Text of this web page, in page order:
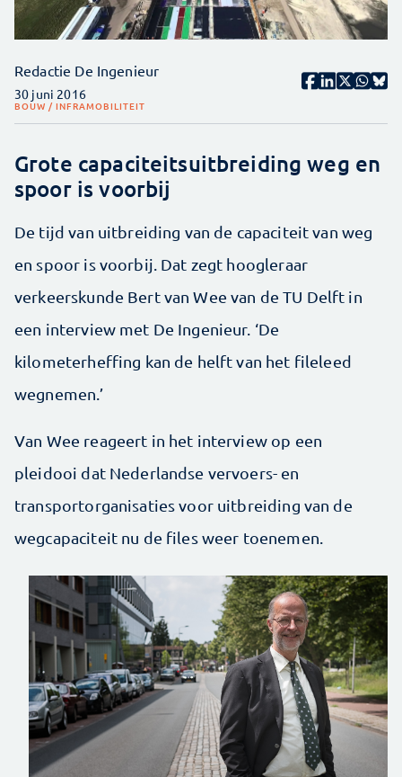
Redactie De Ingenieur
30 juni 2016
BOUW / INFRAMOBILITEIT
Grote capaciteitsuitbreiding weg en
spoor is voorbij
De tijd van uitbreiding van de capaciteit van weg
en spoor is voorbij. Dat zegt hoogleraar
verkeerskunde Bert van Wee van de TU Delft in
een interview met De Ingenieur. ‘De
kilometerheffing kan de helft van het fileleed
wegnemen.’
Van Wee reageert in het interview op een
pleidooi dat Nederlandse vervoers- en
transportorganisaties voor uitbreiding van de
wegcapaciteit nu de files weer toenemen.